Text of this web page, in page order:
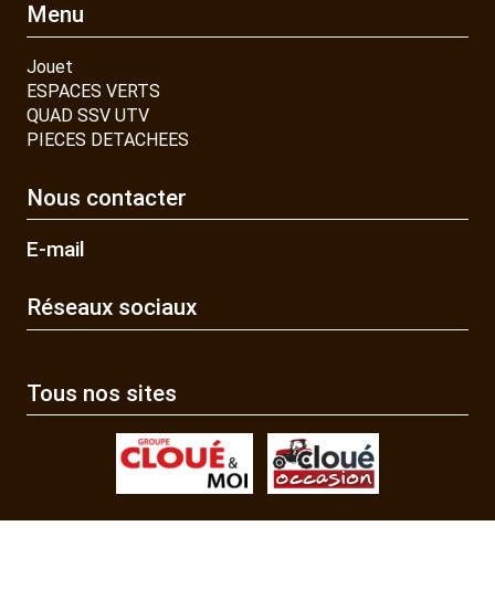
Menu
Jouet
ESPACES VERTS
QUAD SSV UTV
PIECES DETACHEES
Nous contacter
E-mail
Réseaux sociaux
Tous nos sites